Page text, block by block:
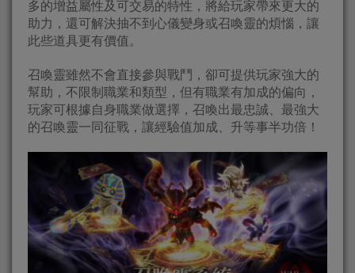
多的增益屬性及可交易的特性，將給玩家帶來更大的
助力，還可解決抽不到心儀變身或召喚靈的煩惱，讓
此些道具更有價值。
召喚靈雖然不會直接參與戰鬥，卻可提供玩家強大的
幫助，不限制職業和類型，但有職業有加成的偏向，
玩家可根據自身職業做選擇，召喚出最忠誠、最強大
的召喚靈一同征戰，讓經驗值加成、升等事半功倍！